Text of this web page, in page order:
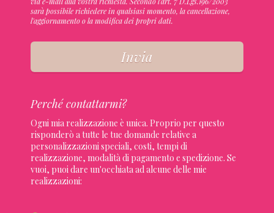
sarà possibile richiedere in qualsiasi momento, la cancellazione,
l'aggiornamento o la modifica dei propri dati.
Invia
Perché contattarmi?
Ogni mia realizzazione è unica. Proprio per questo
risponderò a tutte le tue domande relative a
personalizzazioni speciali, costi, tempi di
realizzazione, modalità di pagamento e spedizione. Se
vuoi, puoi dare un'occhiata ad alcune delle mie
realizzazioni: